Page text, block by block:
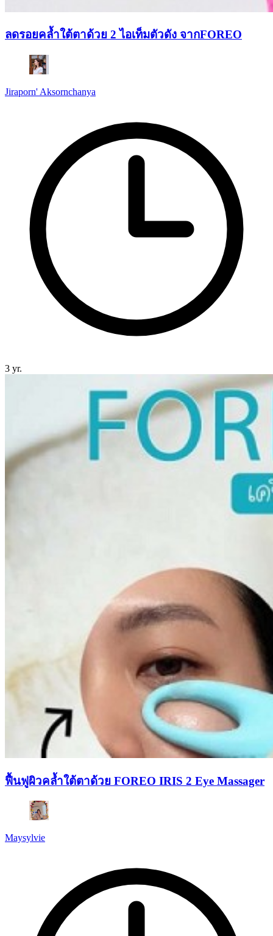
ลดรอยคล้ำใต้ตาด้วย 2 ไอเท็มตัวดัง จากFOREO
Jiraporn' Aksornchanya
3 yr.
ฟื้นฟูผิวคล้ำใต้ตาด้วย FOREO IRIS 2 Eye Massager
Maysylvie